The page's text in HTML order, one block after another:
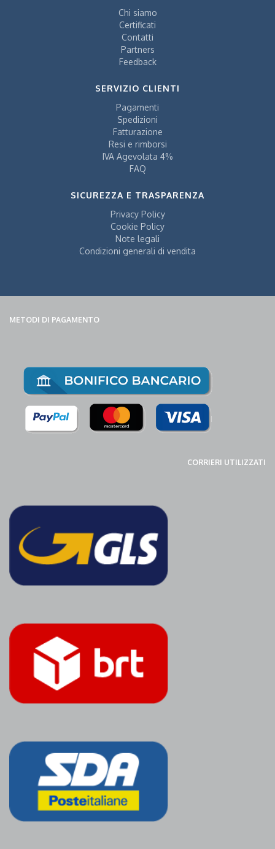
Chi siamo
Certificati
Contatti
Partners
Feedback
SERVIZIO CLIENTI
Pagamenti
Spedizioni
Fatturazione
Resi e rimborsi
IVA Agevolata 4%
FAQ
SICUREZZA E TRASPARENZA
Privacy Policy
Cookie Policy
Note legali
Condizioni generali di vendita
METODI DI PAGAMENTO
CORRIERI UTILIZZATI